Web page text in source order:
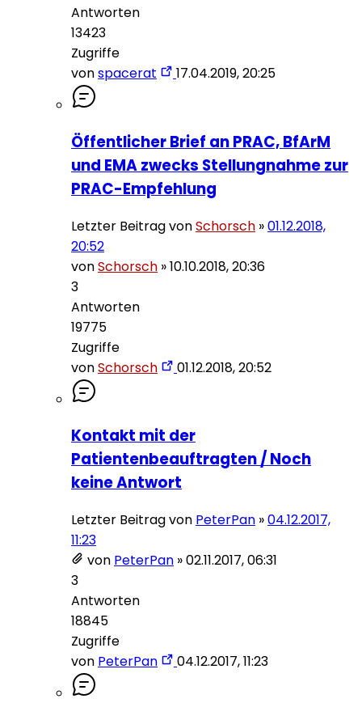
Antworten
13423
Zugriffe
vonspacerat 17.04.2019, 20:25
Öffentlicher Brief an PRAC, BfArM
und EMA zwecks Stellungnahme zur
PRAC-Empfehlung
Letzter Beitrag vonSchorsch »01.12.2018,
20:52
vonSchorsch »10.10.2018, 20:36
3
Antworten
19775
Zugriffe
vonSchorsch 01.12.2018, 20:52
Kontakt mit der
Patientenbeauftragten / Noch
keine Antwort
Letzter Beitrag von PeterPan »04.12.2017,
11:23
von PeterPan »02.11.2017, 06:31
3
Antworten
18845
Zugriffe
von PeterPan 04.12.2017, 11:23